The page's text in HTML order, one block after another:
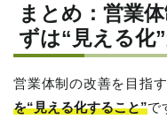
まとめ：営業
ずは“見える化
営業体制の改善を目指す
を“見える化すること”で